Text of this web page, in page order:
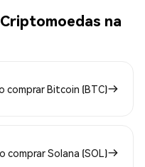
na
comprar Bitcoin (BTC)
comprar Solana (SOL)